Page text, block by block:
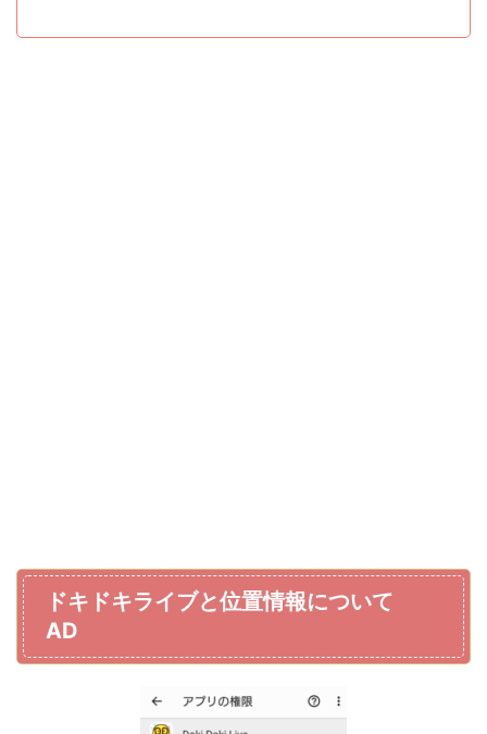
ドキドキライブと位置情報について
AD